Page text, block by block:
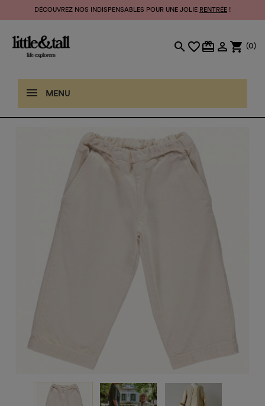
DÉCOUVREZ NOS INDISPENSABLES POUR UNE JOLIE RENTRÉE !
search favorite_bordercard_giftcard  shopping_cart (0)
MENU